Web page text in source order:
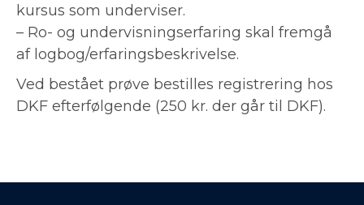
kursus som underviser.
– Ro- og undervisningserfaring skal fremgå
af logbog/erfaringsbeskrivelse.
Ved bestået prøve bestilles registrering hos
DKF efterfølgende (250 kr. der går til DKF).